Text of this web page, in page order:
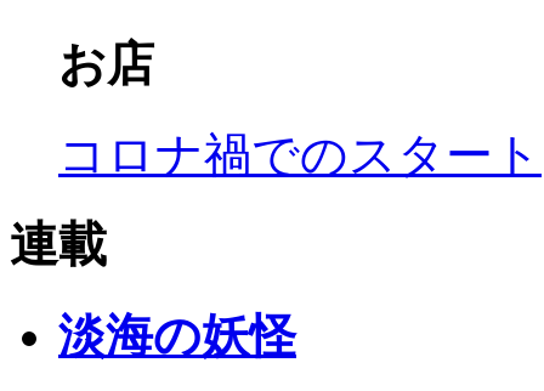
お店
コロナ禍でのスタート
連載
淡海の妖怪